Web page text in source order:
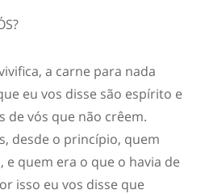
a carne para nada
eu vos disse são espírito e
de vós que não crêem.
desde o princípio, quem
e quem era o que o havia de
isso eu vos disse que